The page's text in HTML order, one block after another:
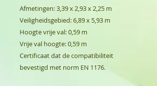
Afmetingen: 3,39 x 2,93 x 2,25 m
Veiligheidsgebied: 6,89 x 5,93 m
Hoogte vrije val: 0,59 m
Vrije val hoogte: 0,59 m
Certificaat dat de compatibiliteit
bevestigd met norm EN 1176.